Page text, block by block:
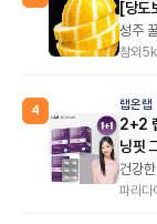
[당도
성주
참외
4 랩온랩
2+2
닝핏
건강
파라다